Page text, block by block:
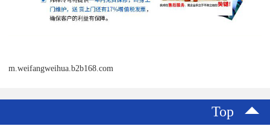
m.weifangweihua.b2b168.com
Top